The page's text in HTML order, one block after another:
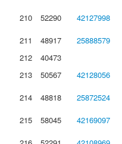
210
52290 42127998
211
48917 25888579
212
40473
213
50567 42128056
214
48818 25872524
215
58045 42169097